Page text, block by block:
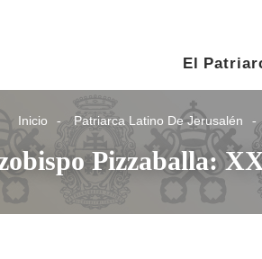
El
Inicio Patriarca Latino De Jerusalén
Pizzaballa: